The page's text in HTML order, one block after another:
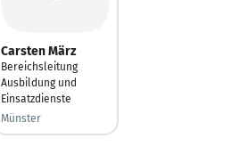
Carsten März
Bereichsleitung
Ausbildung und
Einsatzdienste
Münster